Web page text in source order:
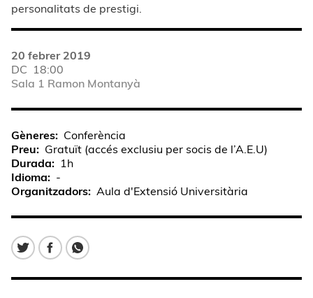
personalitats de prestigi.
20 febrer 2019
DC 18:00
Sala 1 Ramon Montanyà
Gèneres
Conferència
Preu
Gratuït (accés exclusiu per socis de l’A.E.U)
Durada
1h
Idioma
-
Organitzadors
Aula d'Extensió Universitària